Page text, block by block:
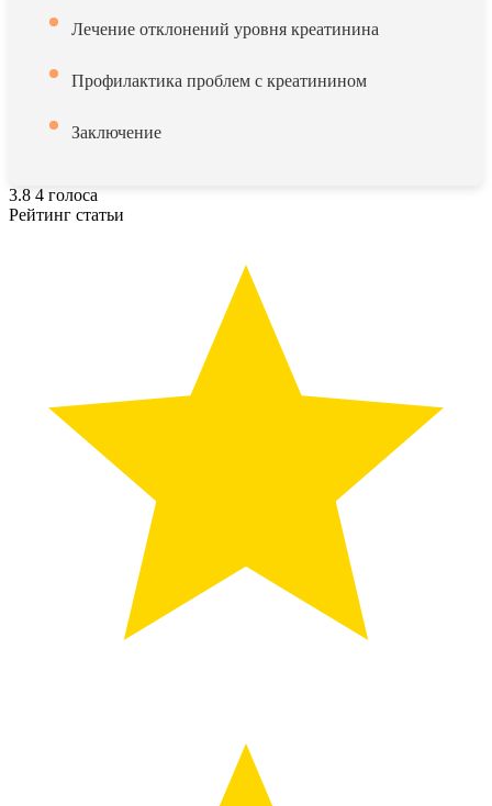
Лечение отклонений уровня креатинина
Профилактика проблем с креатинином
Заключение
3.8 4 голоса
Рейтинг статьи